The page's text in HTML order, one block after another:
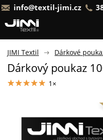
info@textil-jimi.cz
JIMI Textil Dárkové
Dárkový poukaz
1×